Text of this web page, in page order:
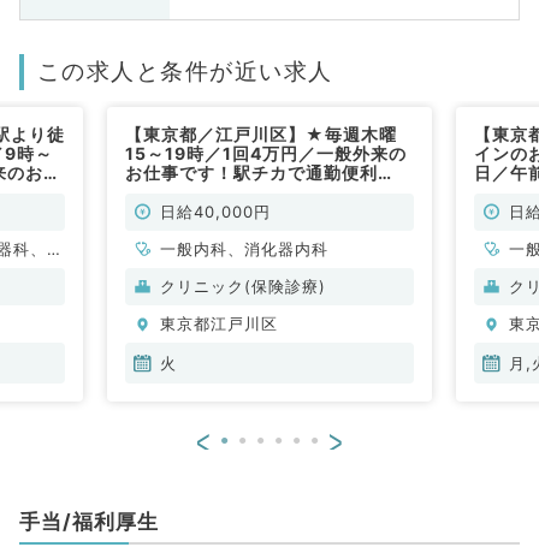
この求人と条件が近い求人
より徒
時～
お仕
科、一
【東京都／江戸川区】★毎週木曜
15～19時／1回4万円／一般外来の
お仕事です！駅チカで通勤便利
日給40,000円
一般内科、消化器内科
クリニック(保険診療)
東京都江戸川区
火
【東
インの
日／午
内科／
日
一
ク
東
月,
< >
手当/福利厚生